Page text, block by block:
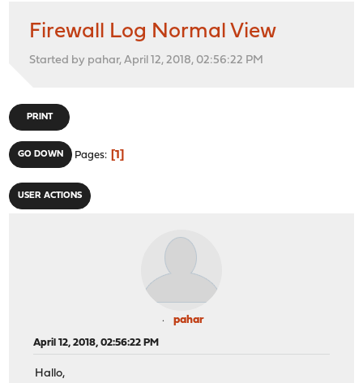
Firewall Log Normal View
Started by pahar, April 12, 2018, 02:56:22 PM
PRINT
GO DOWN Pages 1
USER ACTIONS
pahar
April 12, 2018, 02:56:22 PM
Hallo,